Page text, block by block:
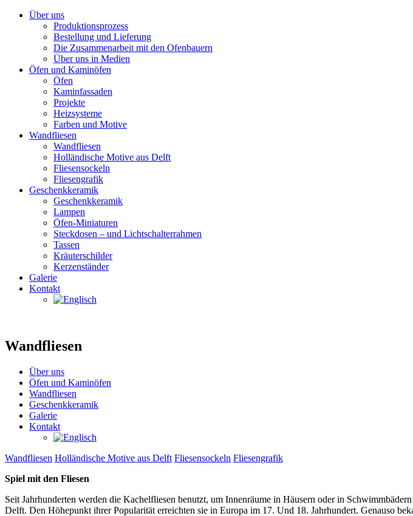
Über uns
Produktionsprozess
Bestellung und Lieferung
Die Zusammenarbeit mit den Ofenbauern
Über uns in Medien
Öfen und Kaminöfen
Öfen
Kaminfassaden
Projekte
Heizsysteme
Farben und Motive
Wandfliesen
Wandfliesen
Holländische Motive aus Delft
Fliesensockeln
Fliesengrafik
Geschenkkeramik
Geschenkkeramik
Lampen
Öfen-Miniaturen
Steckdosen – und Lichtschalterrahmen
Tassen
Kräuterschilder
Kerzenständer
Galerie
Kontakt
Wandfliesen
Über uns
Öfen und Kaminöfen
Wandfliesen
Geschenkkeramik
Galerie
Kontakt
Wandfliesen Holländische Motive aus Delft Fliesensockeln Fliesengrafik
Spiel mit den Fliesen
Seit Jahrhunderten werden die Kachelfliesen benutzt, um Innenräume in Häusern oder in
Delft. Den Höhepunkt ihrer Popularität erreichten sie in Europa im 17. Und 18. Jahrhundert. Genauso